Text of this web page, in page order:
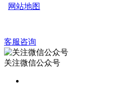
网站地图
客服咨询
关注微信公众号